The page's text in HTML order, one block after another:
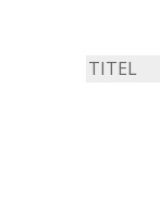
TITEL